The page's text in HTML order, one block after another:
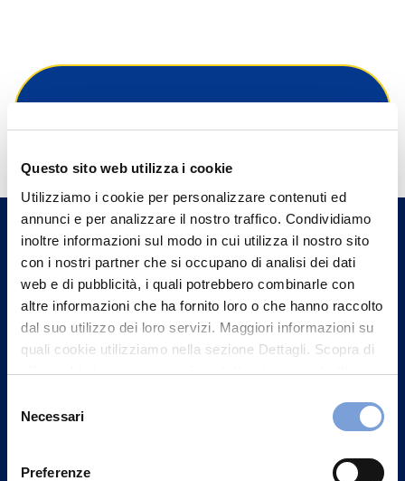
Questo sito web utilizza i cookie
Utilizziamo i cookie per personalizzare contenuti ed
annunci e per analizzare il nostro traffico. Condividiamo
inoltre informazioni sul modo in cui utilizza il nostro sito
con i nostri partner che si occupano di analisi dei dati
web e di pubblicità, i quali potrebbero combinarle con
altre informazioni che ha fornito loro o che hanno raccolto
dal suo utilizzo dei loro servizi. Maggiori informazioni su
quali cookie utilizziamo nella sezione Dettagli. Scopra di
più su chi siamo, come può contattarci e come trattiamo i
può trovare nel footer del sito nella sezione "Informativa
delNecessari
Preferenze
Hai bisogno di
informazioni?
un nostro Agente.
Contattaci